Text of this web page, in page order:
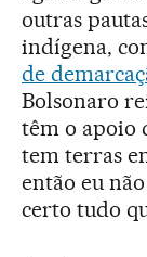
outras
indígena,
de
Bolsonaro
têm o apoio
tem terras
então eu
certo tudo